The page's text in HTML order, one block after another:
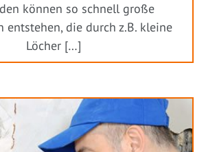
können so schnell große
entstehen, die durch z.B. kleine
Löcher […]